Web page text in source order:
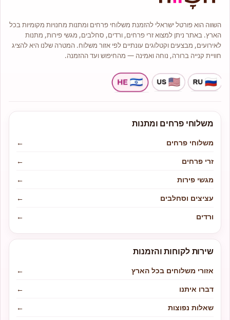
השווה הוא פורטל ישראלי להזמנת משלוחי פרחים ומתנות מחנויות מקומיות בכל
הארץ. באתר ניתן למצוא זרי פרחים, ורדים, סחלבים, מגשי פירות, מתנות
לאירועים, מבצעים וקטלוגים עונתיים לפי אזור משלוח. המטרה שלנו היא להציג
חוויית קנייה ברורה, נוחה ואמינה — מהחיפוש ועד ההזמנה.
משלוחי פרחים ומתנות
משלוחי פרחים
←
זרי פרחים
←
מגשי פירות
←
עציצים וסחלבים
←
ורדים
←
שירות לקוחות והזמנות
אזורי משלוחים בכל הארץ
←
דברו איתנו
←
שאלות נפוצות
←